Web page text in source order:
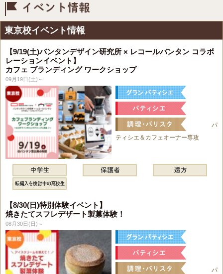
東京校イベント情報
【9/19(土)バンタンデザイン研究所 × レコールバンタン コラボ
レーションイベント】
カフェ ブランディング ワークショップ
09月19日(土)～
パ
ティシエ＆カフェオーナー専攻
【8/30(日)特別体験イベント】
焼きたてスフレデザート製菓体験！
08月30日(日)～
パ